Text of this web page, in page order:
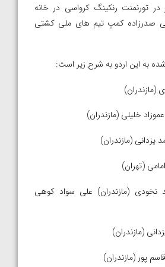
تورنمنت رنکینگ کرواسی در خانه
صدرزاده کمپ تیم های ملی کشتی
به این اردو به شرح زیر است:
نخودی (مازندران) علی سواد کوهی